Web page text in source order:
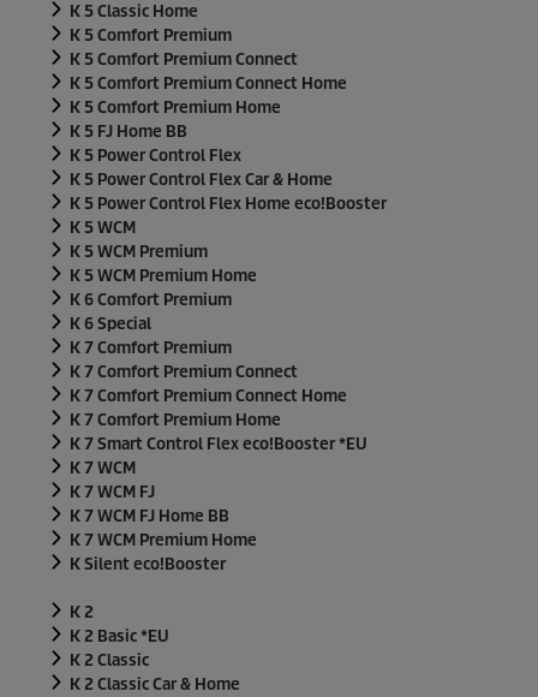
K 5 Classic Home
K 5 Comfort Premium
K 5 Comfort Premium Connect
K 5 Comfort Premium Connect Home
K 5 Comfort Premium Home
K 5 FJ Home BB
K 5 Power Control Flex
K 5 Power Control Flex Car & Home
K 5 Power Control Flex Home eco!Booster
K 5 WCM
K 5 WCM Premium
K 5 WCM Premium Home
K 6 Comfort Premium
K 6 Special
K 7 Comfort Premium
K 7 Comfort Premium Connect
K 7 Comfort Premium Connect Home
K 7 Comfort Premium Home
K 7 Smart Control Flexeco!Booster*EU
K 7 WCM
K 7 WCM FJ
K 7 WCM FJ Home BB
K 7 WCM Premium Home
K Silent eco!Booster
K 2
K 2 Basic *EU
K 2 Classic
K 2 Classic Car & Home